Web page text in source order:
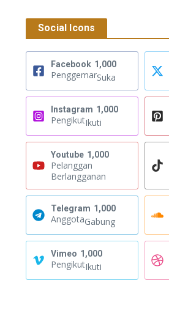
Social Icons
Facebook 1,000
PenggemarSuka
Instagram 1,000
PengikutIkuti
Youtube 1,000
Pelanggan
Berlangganan
Telegram 1,000
AnggotaGabung
Vimeo 1,000
PengikutIkuti